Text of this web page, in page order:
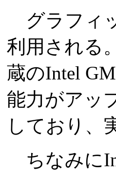
グラフィ
利用される
蔵のIntel
能力がアッ
しており、
ちなみに